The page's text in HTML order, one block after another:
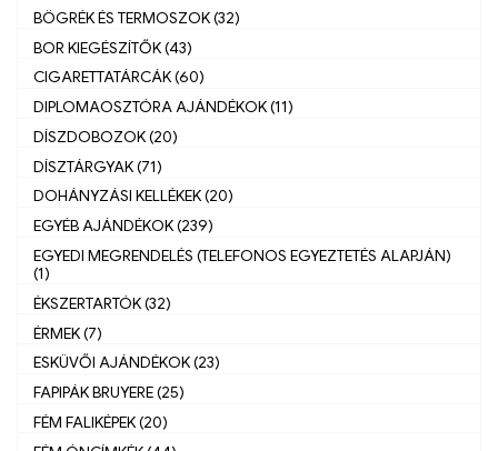
BÖGRÉK ÉS TERMOSZOK (32)
BOR KIEGÉSZÍTŐK (43)
CIGARETTATÁRCÁK (60)
DIPLOMAOSZTÓRA AJÁNDÉKOK (11)
DÍSZDOBOZOK (20)
DÍSZTÁRGYAK (71)
DOHÁNYZÁSI KELLÉKEK (20)
EGYÉB AJÁNDÉKOK (239)
EGYEDI MEGRENDELÉS (TELEFONOS EGYEZTETÉS ALAPJÁN)
(1)
ÉKSZERTARTÓK (32)
ÉRMEK (7)
ESKÜVŐI AJÁNDÉKOK (23)
FAPIPÁK BRUYERE (25)
FÉM FALIKÉPEK (20)